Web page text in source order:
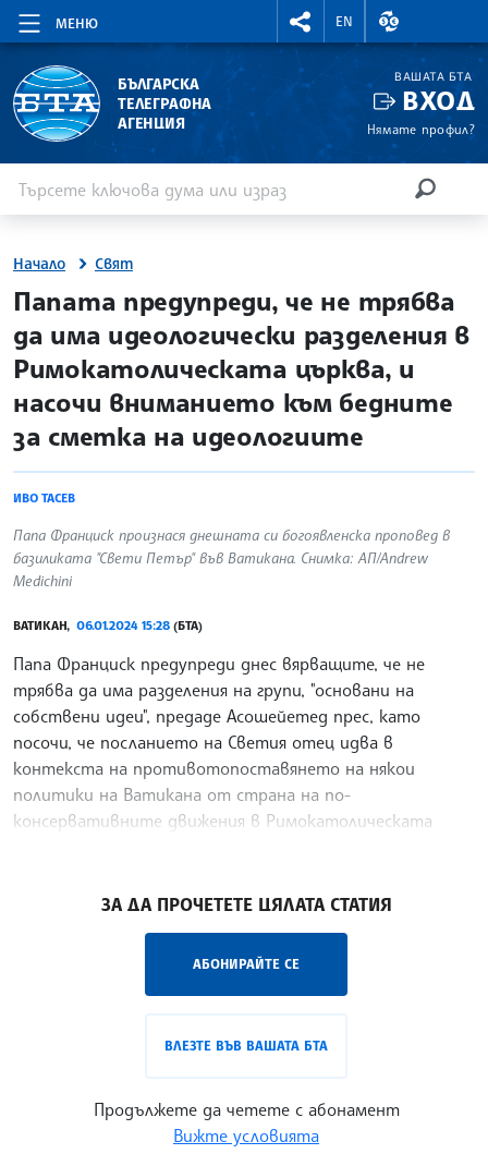
МЕНЮ
RIGHTMENU.SOCIAL
EN
ВАЛУТНИ
БЪЛГАРСКА
ТЕЛЕГРАФНА
АГЕНЦИЯ
ВАШАТА БТА
ВХОД
Нямате профил?
Начало Свят
site.bta
Папата предупреди, че не трябва
да има идеологически разделения в
Римокатолическата църква, и
насочи вниманието към бедните
за сметка на идеологиите
ИВО ТАСЕВ
Папа Франциск произнася днешната си богоявленска проповед в
базиликата "Свети Петър" във Ватикана. Снимка: АП/Andrew
Medichini
ВАТИКАН, 06.01.2024 15:28 (БТА)
Папа Франциск предупреди днес вярващите, че не
трябва да има разделения на групи, "основани на
собствени идеи", предаде Асошейетед прес, като
посочи, че посланието на Светия отец идва в
контекста на противотопоставянето на някои
политики на Ватикана от страна на по-
консервативните движения в Римокатолическата
ЗА ДА ПРОЧЕТЕТЕ ЦЯЛАТА СТАТИЯ
АБОНИРАЙТЕ СЕ
ВЛЕЗТЕ ВЪВ ВАШАТА БТА
Продължете да четете с абонамент
Вижте условията